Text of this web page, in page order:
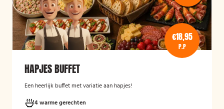
€18,95
P.P
HAPJES BUFFET
Een heerlijk buffet met variatie aan hapjes!
4 warme gerechten